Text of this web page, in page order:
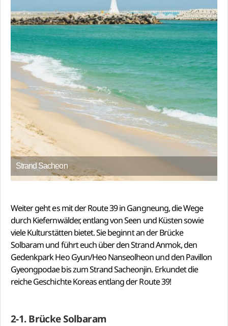
Strand Sacheon
Weiter geht es mit der Route 39 in Gangneung, die Wege
durch Kiefernwälder, entlang von Seen und Küsten sowie
viele Kulturstätten bietet. Sie beginnt an der Brücke
Solbaram und führt euch über den Strand Anmok, den
Gedenkpark Heo Gyun/Heo Nanseolheon und den Pavillon
Gyeongpodae bis zum Strand Sacheonjin. Erkundet die
reiche Geschichte Koreas entlang der Route 39!
2-1. Brücke Solbaram